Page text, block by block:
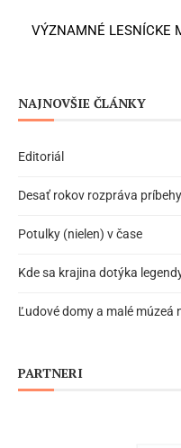
VÝZNAMNÉ LESNÍCKE
NAJNOVŠIE ČLÁNKY
Editoriál
Desať rokov rozpráva
Potulky (nielen) v čase
Kde sa krajina dotýka
Ľudové domy a malé múzeá
PARTNERI